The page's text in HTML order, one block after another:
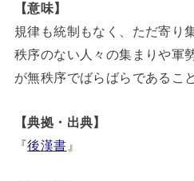
【意味】
規律も統制もなく、ただ寄り
秩序のない人々の集まりや軍
が無秩序でばらばらであるこ
【典拠・出典】
『後漢書 』